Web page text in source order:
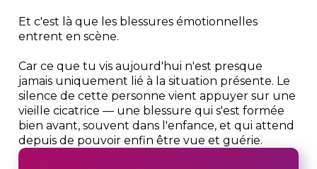
Et c'est là que les blessures émotionnelles
entrent en scène.
Car ce que tu vis aujourd'hui n'est presque
jamais uniquement lié à la situation présente. Le
silence de cette personne vient appuyer sur une
vieille cicatrice — une blessure qui s'est formée
bien avant, souvent dans l'enfance, et qui attend
depuis de pouvoir enfin être vue et guérie.